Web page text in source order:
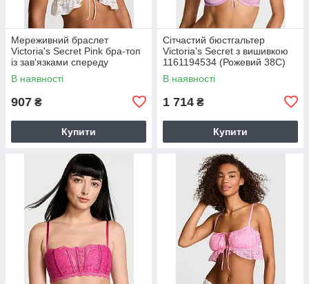
Мереживний браслет
Victoria's Secret Pink бра-топ
із зав'язками спереду
1161176515 (Молочний L)
В наявності
907 ₴
Купити
Сітчастий бюстгальтер
Victoria's Secret з вишивкою
1161194534 (Рожевий 38C)
В наявності
1 714 ₴
Купити